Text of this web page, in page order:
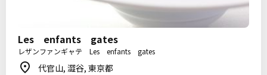
Les enfants gates
レザンファンギャテ Les enfants gates
代官山, 澀谷, 東京都